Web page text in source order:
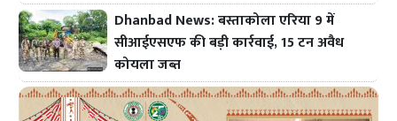
Dhanbad News: बस्ताकोला एरिया 9 में
सीआईएसएफ की बड़ी कार्रवाई, 15 टन अवैध
कोयला जब्त